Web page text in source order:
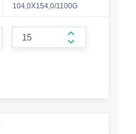
104,0X154,0/1100G
form.increase-